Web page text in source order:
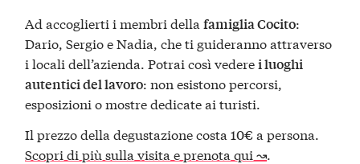
Ad accoglierti i membri dellafamiglia Cocito:
Dario, Sergio e Nadia, che ti guideranno attraverso
i locali dell’azienda. Potrai così vederei luoghi
autentici del lavoro: non esistono percorsi,
esposizioni o mostre dedicate ai turisti.
Il prezzo della degustazione costa 10€ a persona.
Scopri di più sulla visita e prenota qui ↝.